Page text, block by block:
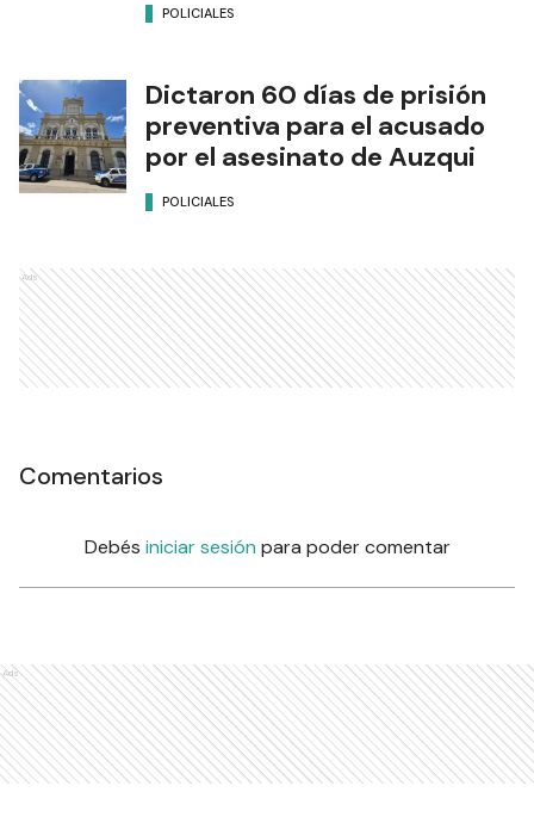
POLICIALES
Dictaron 60 días de prisión
preventiva para el acusado
por el asesinato de Auzqui
POLICIALES
Ads
Comentarios
Debés iniciar sesión para poder comentar
Ads